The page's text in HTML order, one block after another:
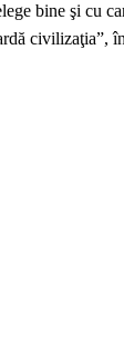
bine şi cu
civilizaţia”,